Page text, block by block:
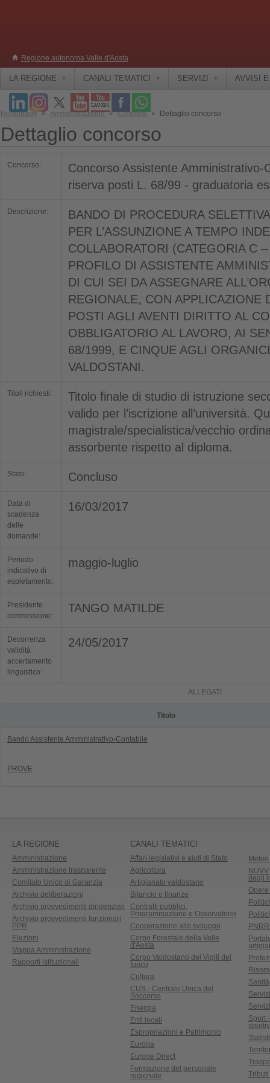
Regione autonoma Valle d'Aosta
LA REGIONE CANALI TEMATICI SERVIZI AVVISI
Homepage Amministrazione Concorsi Dettaglio concorso
Dettaglio concorso
Concorso:
Concorso Assistente Amministrativo-
riserva posti L. 68/99 - graduatoria
Descrizione:
BANDO DI PROCEDURA
PER L’ASSUNZIONE A TEMPO
COLLABORATORI (CATEGORIA C
PROFILO DI ASSISTENTE
DI CUI SEI DA ASSEGNARE
REGIONALE, CON APPLICAZIONE
POSTI AGLI AVENTI DIRITTO AL
OBBLIGATORIO AL LAVORO, AI
68/1999, E CINQUE AGLI
VALDOSTANI.
Titoli richiesti:
Titolo finale di studio di istruzione
valido per l’iscrizione all’università.
magistrale/specialistica/vecchio
assorbente rispetto al diploma.
Stato: Concluso
Data di
scadenza
delle
domande:
16/03/2017
Periodo
indicativo di
espletamento:
maggio-luglio
Presidente
commissione:
TANGO MATILDE
Decorrenza
validità
accertamento
linguistico:
24/05/2017
ALLEGATI
Titolo
Bando Assistente Amministrativo-Contabile
PROVE
LA REGIONE
Amministrazione
Amministrazione trasparente
Comitato Unico di Garanzia
Archivio deliberazioni
Archivio provvedimenti dirigenziali
Archivio provvedimenti funzionari
PPR
Elezioni
Mappa Amministrazione
Rapporti istituzionali
CANALI TEMATICI
Affari legislativi e aiuti di Stato
Agricoltura
Artigianato valdostano
Bilancio e finanze
Contratti pubblici,
Programmazione e Osservatorio
Cooperazione allo sviluppo
Corpo Forestale della Valle
d'Aosta
Corpo Valdostano dei Vigili del
fuoco
Cultura
CUS - Centrale Unica del
Soccorso
Energia
Enti locali
Espropriazioni e Patrimonio
Europa
Europe Direct
Formazione del personale
regionale
degli
PNRR
Sanità
Sport